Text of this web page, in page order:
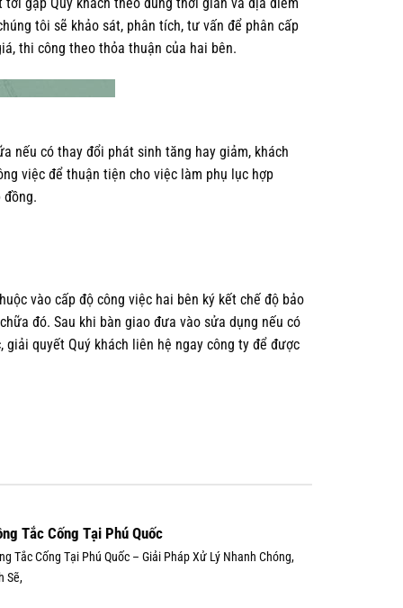
tôi sẽ khảo sát, phân tích, tư vấn để phân cấp
thi công theo thỏa thuận của hai bên.
nếu có thay đổi phát sinh tăng hay giảm, khách
việc để thuận tiện cho việc làm phụ lục hợp
đồng.
vào cấp độ công việc hai bên ký kết chế độ bảo
đó. Sau khi bàn giao đưa vào sửa dụng nếu có
giải quyết Quý khách liên hệ ngay công ty để được
Tắc Cống Tại Phú Quốc
Tắc Cống Tại Phú Quốc – Giải Pháp Xử Lý Nhanh Chóng,
Sẽ,